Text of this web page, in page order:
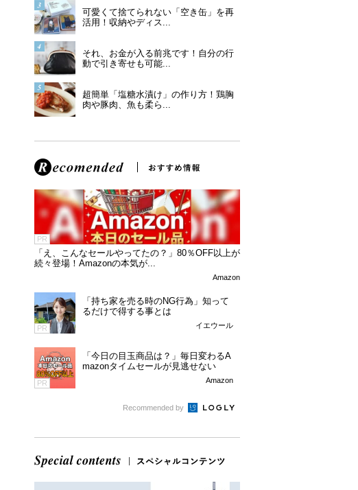
可愛くて捨てられない「空き缶」を再
活用！収納やディス...
それ、お金が入る前兆です！自分の行
動で引き寄せも可能...
超簡単「塩糖水漬け」の作り方！鶏胸
肉や豚肉、魚も柔ら...
PR
「え、こんなセールやってたの？」80％OFF以上が
続々登場！Amazonの本気が...
Amazon
PR
「持ち家を売る時のNG行為」知って
るだけで得する事とは
イエウール
PR
「今日の目玉商品は？」毎日変わるA
mazonタイムセールが見逃せない
Amazon
Recommended by